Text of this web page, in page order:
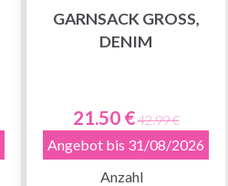
GARNSACK GROSS, D
ENIM
21.50 €42.99 €
Angebot bis 31/08/2026
Anzahl